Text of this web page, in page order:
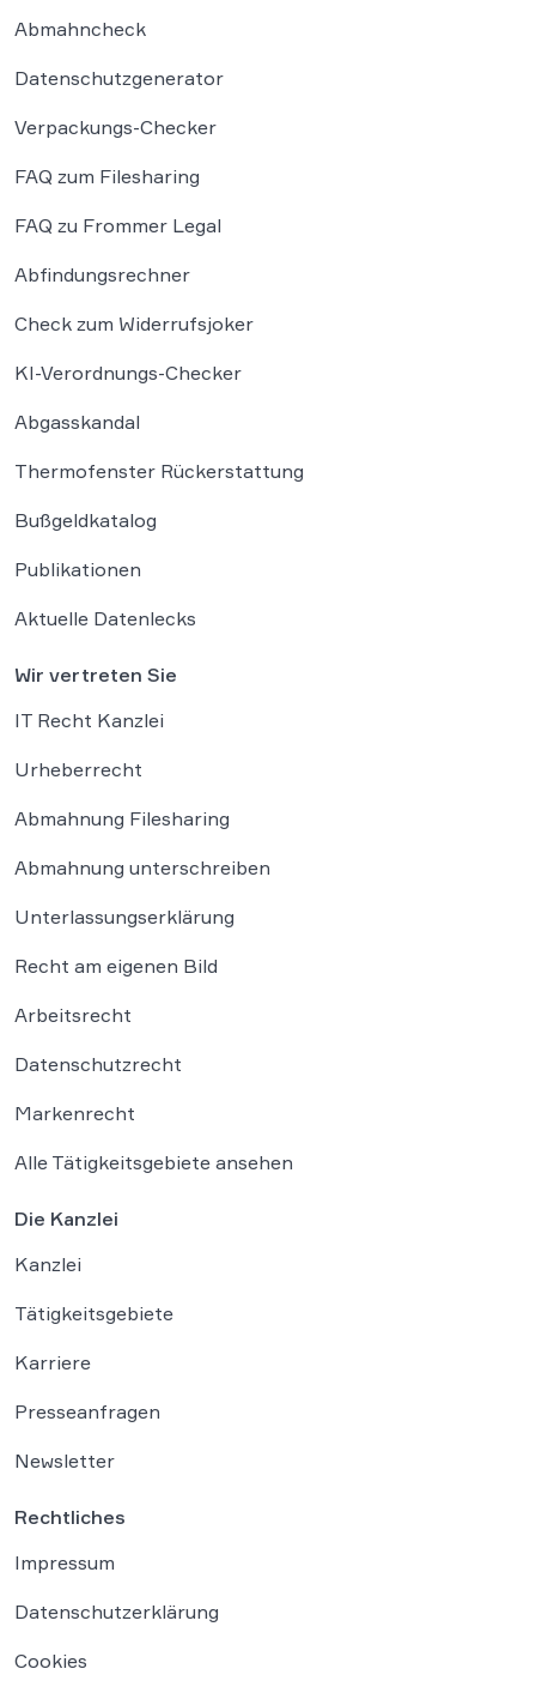
Abmahncheck
Datenschutzgenerator
Verpackungs-Checker
FAQ zum Filesharing
FAQ zu Frommer Legal
Abfindungsrechner
Check zum Widerrufsjoker
KI-Verordnungs-Checker
Abgasskandal
Thermofenster Rückerstattung
Bußgeldkatalog
Publikationen
Aktuelle Datenlecks
Wir vertreten Sie
IT Recht Kanzlei
Urheberrecht
Abmahnung Filesharing
Abmahnung unterschreiben
Unterlassungserklärung
Recht am eigenen Bild
Arbeitsrecht
Datenschutzrecht
Markenrecht
Alle Tätigkeitsgebiete ansehen
Die Kanzlei
Kanzlei
Tätigkeitsgebiete
Karriere
Presseanfragen
Newsletter
Rechtliches
Impressum
Datenschutzerklärung
Cookies